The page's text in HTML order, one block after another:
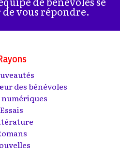
vous répondre.
des bénévoles
Essais